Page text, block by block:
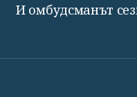
И омбудсманът